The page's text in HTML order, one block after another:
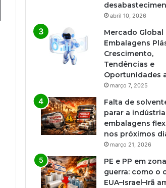
abril 10, 2026
Mercado Global
Embalagens
Crescimento,
Tendências e
Oportunidades
março 7, 2025
Falta de
parar a
embalagens
nos próximos
março 21, 2026
PE e PP em
guerra: como o
EUA–Israel–Irã